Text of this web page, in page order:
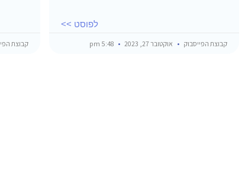
לפוסט >>
קבוצת הפייסבוק אוקטובר 27, 2023 קבוצת